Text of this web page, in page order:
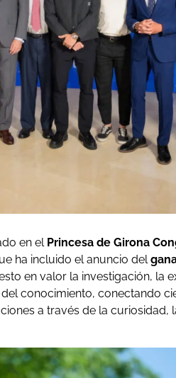
en el Princesa de Girona
ha incluido el anuncio del
en valor la investigación, la
conocimiento, conectando
a través de la curiosidad,